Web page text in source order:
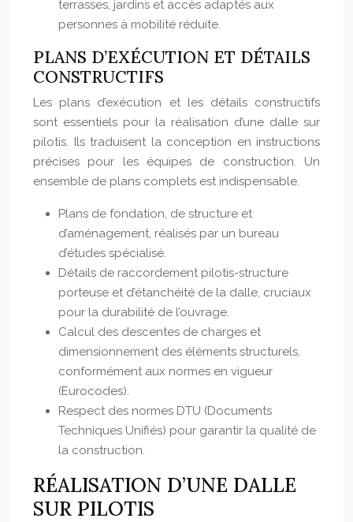
terrasses, jardins et accès adaptés aux
personnes à mobilité réduite.
PLANS D’EXÉCUTION ET DÉTAILS
CONSTRUCTIFS
Les plans d’exécution et les détails constructifs
sont essentiels pour la réalisation d’une dalle sur
pilotis. Ils traduisent la conception en instructions
précises pour les équipes de construction. Un
ensemble de plans complets est indispensable.
Plans de fondation, de structure et
d’aménagement, réalisés par un bureau
d’études spécialisé.
Détails de raccordement pilotis-structure
porteuse et d’étanchéité de la dalle, cruciaux
pour la durabilité de l’ouvrage.
Calcul des descentes de charges et
dimensionnement des éléments structurels,
conformément aux normes en vigueur
(Eurocodes).
Respect des normes DTU (Documents
Techniques Unifiés) pour garantir la qualité de
la construction.
RÉALISATION D’UNE DALLE
SUR PILOTIS